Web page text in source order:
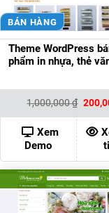
BÁN HÀNG
Theme WordPress
phẩm in nhựa, thẻ
1,000,000₫ Giá
là:
Xem
Demo